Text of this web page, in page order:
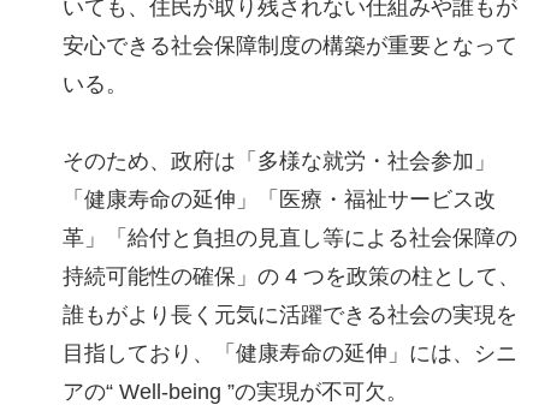
いても、住民が取り残されない仕組みや誰もが
安心できる社会保障制度の構築が重要となって
いる。
そのため、政府は「多様な就労・社会参加」
「健康寿命の延伸」「医療・福祉サービス改
革」「給付と負担の見直し等による社会保障の
持続可能性の確保」の 4 つを政策の柱として、
誰もがより長く元気に活躍できる社会の実現を
目指しており、「健康寿命の延伸」には、シニ
アの“ Well-being ”の実現が不可欠。